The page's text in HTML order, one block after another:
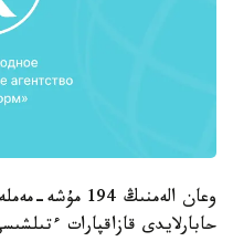
وعان الەمنىڭ
حابارلايدى قازاقپارات